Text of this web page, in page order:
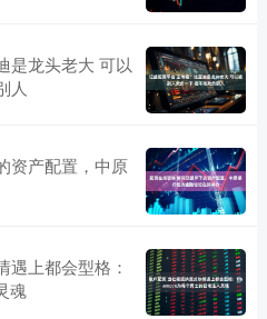
是龙头老大 可以
人
资产配置，中原
遇上都会型格：
魂